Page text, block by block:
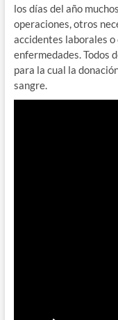
los días del año
operaciones, otros
accidentes laborales
enfermedades. Todos
para la cual la
sangre.